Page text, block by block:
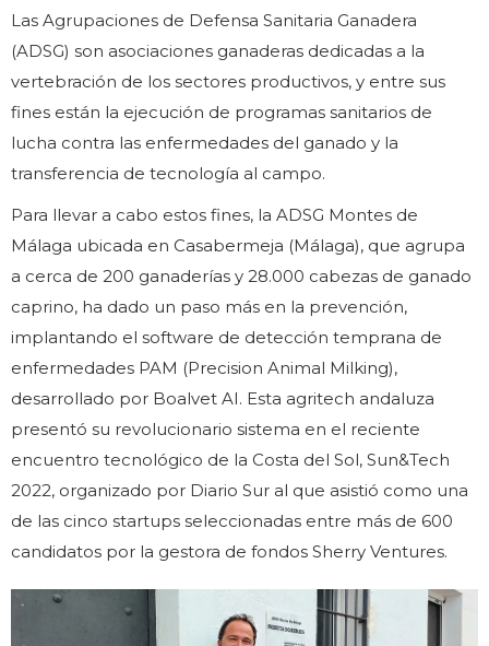
Las Agrupaciones de Defensa Sanitaria Ganadera
(ADSG) son asociaciones ganaderas dedicadas a la
vertebración de los sectores productivos, y entre sus
fines están la ejecución de programas sanitarios de
lucha contra las enfermedades del ganado y la
transferencia de tecnología al campo.
Para llevar a cabo estos fines, la ADSG Montes de
Málaga ubicada en Casabermeja (Málaga), que agrupa
a cerca de 200 ganaderías y 28.000 cabezas de ganado
caprino, ha dado un paso más en la prevención,
implantando el software de detección temprana de
enfermedades PAM (Precision Animal Milking),
desarrollado por Boalvet AI. Esta agritech andaluza
presentó su revolucionario sistema en el reciente
encuentro tecnológico de la Costa del Sol, Sun&Tech
2022, organizado por Diario Sur al que asistió como una
de las cinco startups seleccionadas entre más de 600
candidatos por la gestora de fondos Sherry Ventures.